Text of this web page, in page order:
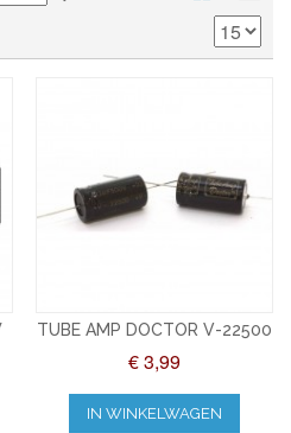
TUBE AMP DOCTOR V-22500
€ 3,99
IN WINKELWAGEN